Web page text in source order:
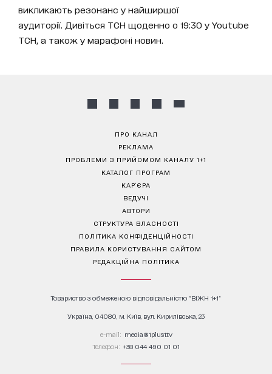
викликають резонанс у найширшої
аудиторії. Дивіться ТСН щоденно о 19:30 у Youtube
ТСН, а також у марафоні новин.
ПРО КАНАЛ
РЕКЛАМА
ПРОБЛЕМИ З ПРИЙОМОМ КАНАЛУ 1+1
КАТАЛОГ ПРОГРАМ
КАР’ЄРА
ВЕДУЧІ
АВТОРИ
СТРУКТУРА ВЛАСНОСТІ
ПОЛІТИКА КОНФІДЕНЦІЙНОСТІ
ПРАВИЛА КОРИСТУВАННЯ САЙТОМ
РЕДАКЦІЙНА ПОЛІТИКА
Товариство з обмеженою відповідальністю "ВІЖН 1+1"
Україна, 04080, м. Київ, вул. Кирилівська, 23
е-mail: media@1plus1.tv
Телефон: +38 044 490 01 01